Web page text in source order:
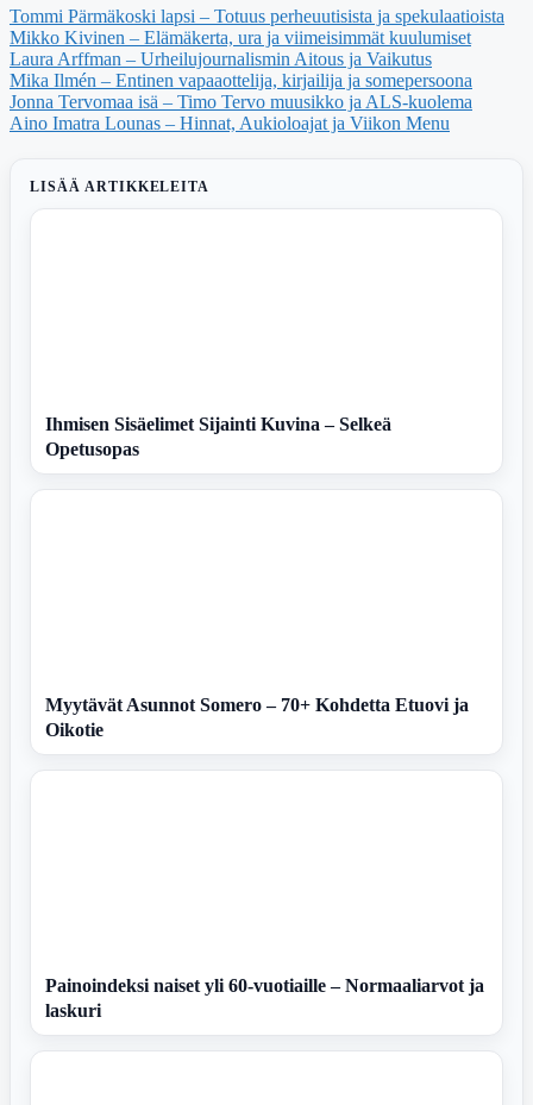
Tommi Pärmäkoski lapsi – Totuus perheuutisista ja spekulaatioista
Mikko Kivinen – Elämäkerta, ura ja viimeisimmät kuulumiset
Laura Arffman – Urheilujournalismin Aitous ja Vaikutus
Mika Ilmén – Entinen vapaaottelija, kirjailija ja somepersoona
Jonna Tervomaa isä – Timo Tervo muusikko ja ALS-kuolema
Aino Imatra Lounas – Hinnat, Aukioloajat ja Viikon Menu
LISÄÄ ARTIKKELEITA
Ihmisen Sisäelimet Sijainti Kuvina – Selkeä
Opetusopas
Myytävät Asunnot Somero – 70+ Kohdetta Etuovi ja
Oikotie
Painoindeksi naiset yli 60-vuotiaille – Normaaliarvot ja
laskuri